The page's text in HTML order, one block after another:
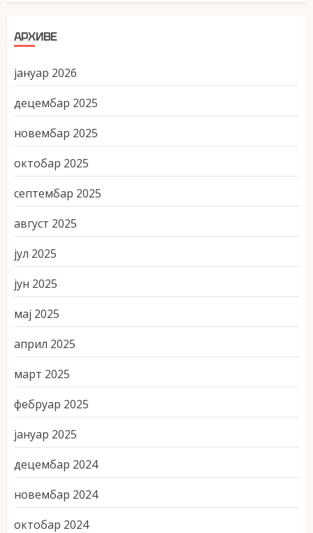
АРХИВЕ
јануар 2026
децембар 2025
новембар 2025
октобар 2025
септембар 2025
август 2025
јул 2025
јун 2025
мај 2025
април 2025
март 2025
фебруар 2025
јануар 2025
децембар 2024
новембар 2024
октобар 2024